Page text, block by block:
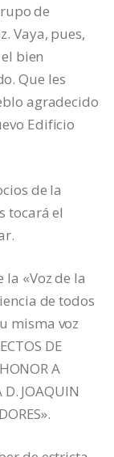
de
Vaya, pues,
bien
Que les
agradecido
Edificio
de la
tocará el
«Voz de la
de todos
misma voz
DE
A
D. JOAQUIN